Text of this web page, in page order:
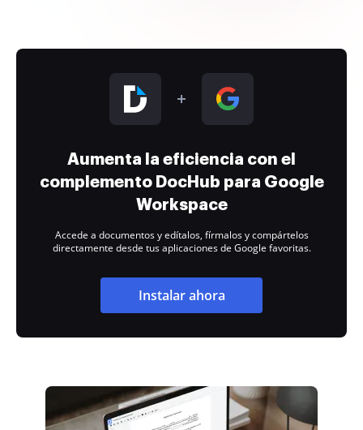
Aumenta la eficiencia con el
complemento DocHub para Google
Workspace
Accede a documentos y edítalos, fírmalos y compártelos
directamente desde tus aplicaciones de Google favoritas.
Instalar ahora